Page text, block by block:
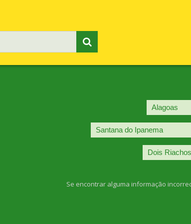
Se encontrar alguma informação